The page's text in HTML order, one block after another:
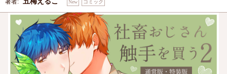
著者: New コミック